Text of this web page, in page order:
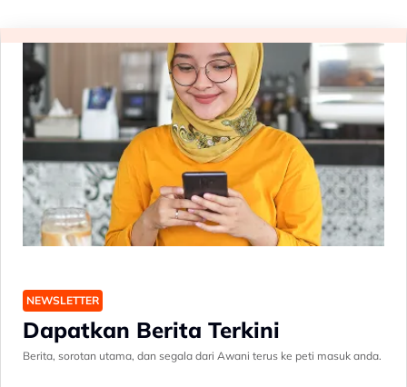
NEWSLETTER
Dapatkan Berita Terkini
Berita, sorotan utama, dan segala dari Awani terus ke peti masuk anda.